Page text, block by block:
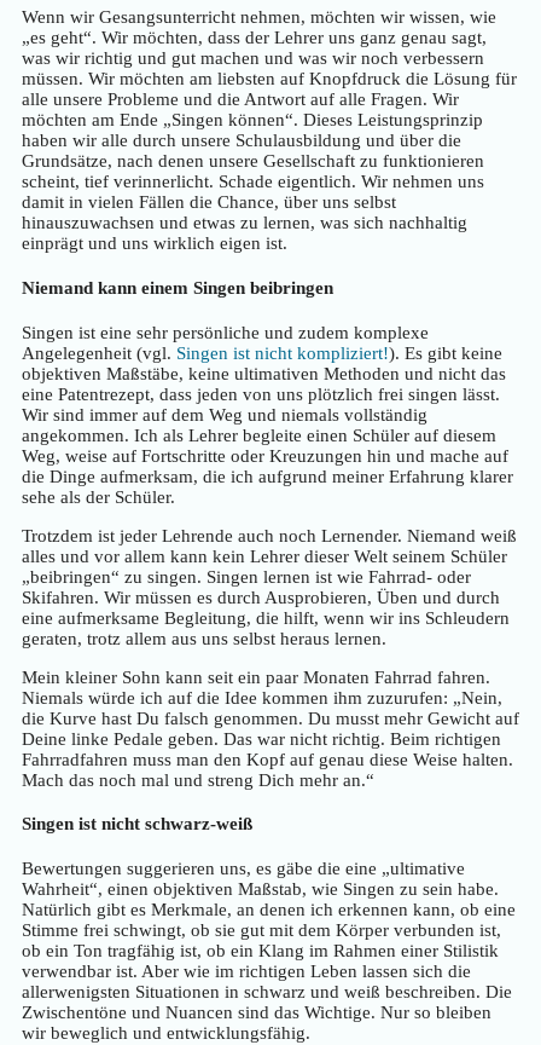
Wenn wir Gesangsunterricht nehmen, möchten wir wissen, wie
„es geht“. Wir möchten, dass der Lehrer uns ganz genau sagt,
was wir richtig und gut machen und was wir noch verbessern
müssen. Wir möchten am liebsten auf Knopfdruck die Lösung für
alle unsere Probleme und die Antwort auf alle Fragen. Wir
möchten am Ende „Singen können“. Dieses Leistungsprinzip
haben wir alle durch unsere Schulausbildung und über die
Grundsätze, nach denen unsere Gesellschaft zu funktionieren
scheint, tief verinnerlicht. Schade eigentlich. Wir nehmen uns
damit in vielen Fällen die Chance, über uns selbst
hinauszuwachsen und etwas zu lernen, was sich nachhaltig
einprägt und uns wirklich eigen ist.
Niemand kann einem Singen beibringen
Singen ist eine sehr persönliche und zudem komplexe
Angelegenheit (vgl. Singen ist nicht kompliziert!). Es gibt keine
objektiven Maßstäbe, keine ultimativen Methoden und nicht das
eine Patentrezept, dass jeden von uns plötzlich frei singen lässt.
Wir sind immer auf dem Weg und niemals vollständig
angekommen. Ich als Lehrer begleite einen Schüler auf diesem
Weg, weise auf Fortschritte oder Kreuzungen hin und mache auf
die Dinge aufmerksam, die ich aufgrund meiner Erfahrung klarer
sehe als der Schüler.
Trotzdem ist jeder Lehrende auch noch Lernender. Niemand weiß
alles und vor allem kann kein Lehrer dieser Welt seinem Schüler
„beibringen“ zu singen. Singen lernen ist wie Fahrrad- oder
Skifahren. Wir müssen es durch Ausprobieren, Üben und durch
eine aufmerksame Begleitung, die hilft, wenn wir ins Schleudern
geraten, trotz allem aus uns selbst heraus lernen.
Mein kleiner Sohn kann seit ein paar Monaten Fahrrad fahren.
Niemals würde ich auf die Idee kommen ihm zuzurufen: „Nein,
die Kurve hast Du falsch genommen. Du musst mehr Gewicht auf
Deine linke Pedale geben. Das war nicht richtig. Beim richtigen
Fahrradfahren muss man den Kopf auf genau diese Weise halten.
Mach das noch mal und streng Dich mehr an.“
Singen ist nicht schwarz-weiß
Bewertungen suggerieren uns, es gäbe die eine „ultimative
Wahrheit“, einen objektiven Maßstab, wie Singen zu sein habe.
Natürlich gibt es Merkmale, an denen ich erkennen kann, ob eine
Stimme frei schwingt, ob sie gut mit dem Körper verbunden ist,
ob ein Ton tragfähig ist, ob ein Klang im Rahmen einer Stilistik
verwendbar ist. Aber wie im richtigen Leben lassen sich die
allerwenigsten Situationen in schwarz und weiß beschreiben. Die
Zwischentöne und Nuancen sind das Wichtige. Nur so bleiben
wir beweglich und entwicklungsfähig.